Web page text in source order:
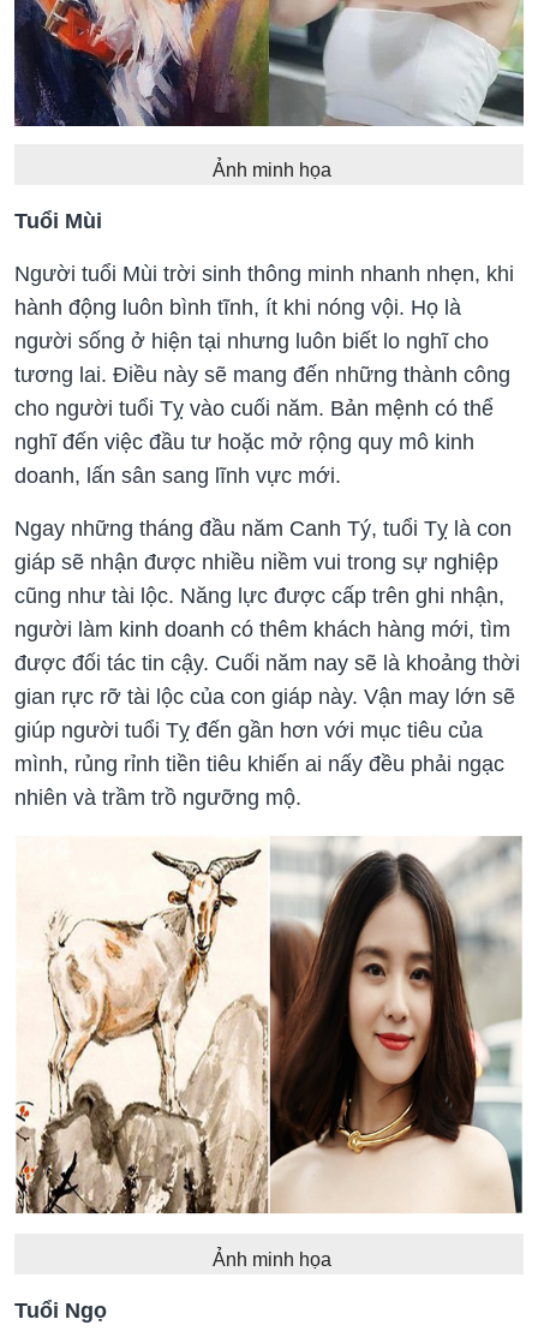
Ảnh minh họa
Tuổi Mùi
Người tuổi Mùi trời sinh thông minh nhanh nhẹn, khi
hành động luôn bình tĩnh, ít khi nóng vội. Họ là
người sống ở hiện tại nhưng luôn biết lo nghĩ cho
tương lai. Điều này sẽ mang đến những thành công
cho người tuổi Tỵ vào cuối năm. Bản mệnh có thể
nghĩ đến việc đầu tư hoặc mở rộng quy mô kinh
doanh, lấn sân sang lĩnh vực mới.
Ngay những tháng đầu năm Canh Tý, tuổi Tỵ là con
giáp sẽ nhận được nhiều niềm vui trong sự nghiệp
cũng như tài lộc. Năng lực được cấp trên ghi nhận,
người làm kinh doanh có thêm khách hàng mới, tìm
được đối tác tin cậy. Cuối năm nay sẽ là khoảng thời
gian rực rỡ tài lộc của con giáp này. Vận may lớn sẽ
giúp người tuổi Tỵ đến gần hơn với mục tiêu của
mình, rủng rỉnh tiền tiêu khiến ai nấy đều phải ngạc
nhiên và trầm trồ ngưỡng mộ.
Ảnh minh họa
Tuổi Ngọ